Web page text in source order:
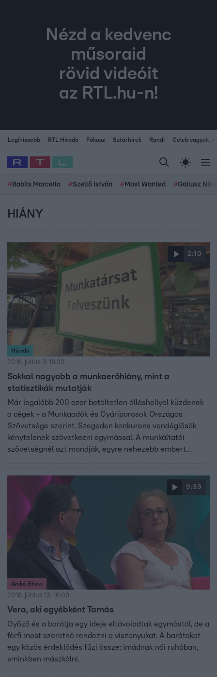
Nézd a kedvenc
műsoraid
rövid videóit
az RTL.hu-n!
Legfrissebb RTL Híradó Fókusz Sztárhírek Randi Celeb vagyok,
# Babits Marcella #Szellő István # Most Wanted #Gallusz
HIÁNY
2:10
Híradó
2018. július 9. 16:30
Sokkal nagyobb a munkaerőhiány, mint a
statisztikák mutatják
Már legalább 200 ezer betöltetlen álláshellyel küzdenek
a cégek - a Munkaadók és Gyáriparosok Országos
Szövetsége szerint. Szegeden konkurens vendéglősök
kénytelenek szövetkezni egymással. A munkáltatói
szövetségnél azt mondják, egyre nehezebb embert
és részben az ő felvételükkel orvosolható lenne a rekord
9:39
Anikó Show
2018. június 13. 16:00
Vera, aki egyébként Tamás
Győző és a barátja egy ideje eltávolodtak egymástól, de a
férfi most szeretné rendezni a viszonyukat. A barátokat
egy közös érdeklődés fűzi össze: imádnak női ruhában,
sminkben mászkálni.